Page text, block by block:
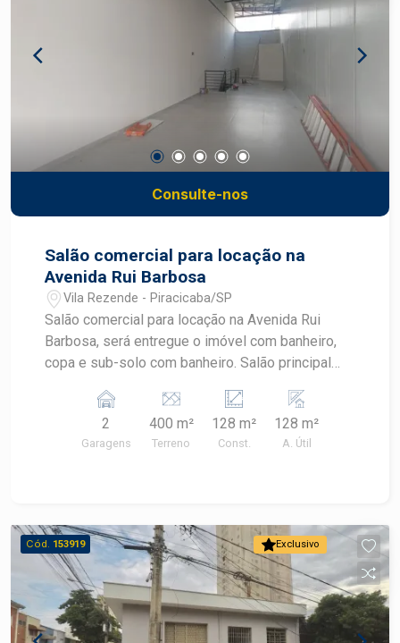
atividade que busque destaque em um ponto
sua visita e confira de perto o potencial deste
Consulte-nos
Salão comercial para locação na
Avenida Rui Barbosa
Vila Rezende - Piracicaba/SP
Salão comercial para locação na Avenida Rui
Barbosa, será entregue o imóvel com banheiro,
copa e sub-solo com banheiro. Salão principal
2
Garagens
400 m²
Terreno
128 m²
Const.
128 m²
A. Útil
Exclusivo
Cód. 153919